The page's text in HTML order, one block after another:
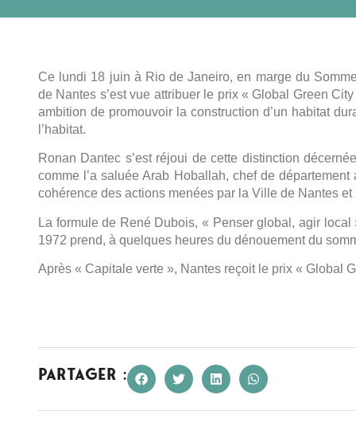
Ce lundi 18 juin à Rio de Janeiro, en marge du
de Nantes s’est vue attribuer le prix « Global Green
ambition de promouvoir la construction d’un habitat
l’habitat.
Ronan Dantec s’est réjoui de cette distinction
comme l’a saluée Arab Hoballah, chef de
cohérence des actions menées par la Ville de Nantes
La formule de René Dubois, « Penser global, agir
1972 prend, à quelques heures du dénouement du
Après « Capitale verte », Nantes reçoit le prix « Global
Partager :